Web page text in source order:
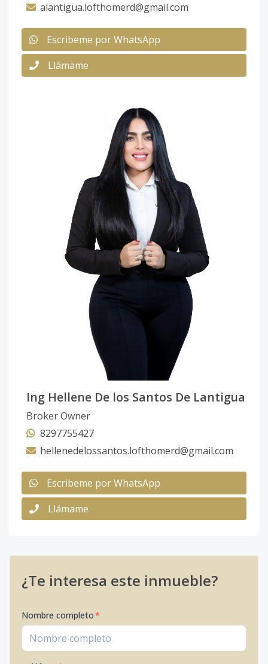
alantigua.lofthomerd@gmail.com
Escribeme por WhatsApp
Llámame
Ing Hellene De los Santos De Lantigua
Broker Owner
8297755427
hellenedelossantos.lofthomerd@gmail.com
Escribeme por WhatsApp
Llámame
¿Te interesa este inmueble?
Nombre completo*